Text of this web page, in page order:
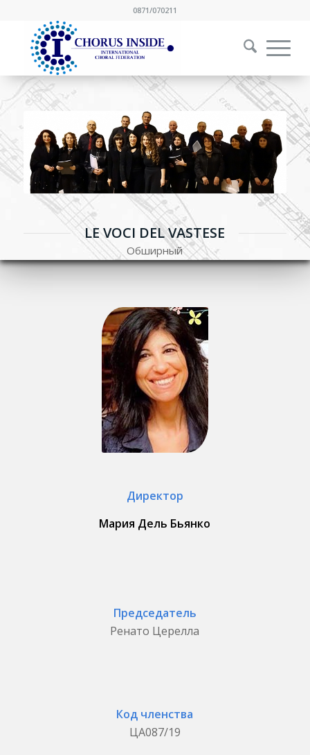
0871/070211
LE VOCI DEL VASTESE
Обширный
Директор
Мария Дель Бьянко
Председатель
Ренато Церелла
Код членства
ЦА087/19